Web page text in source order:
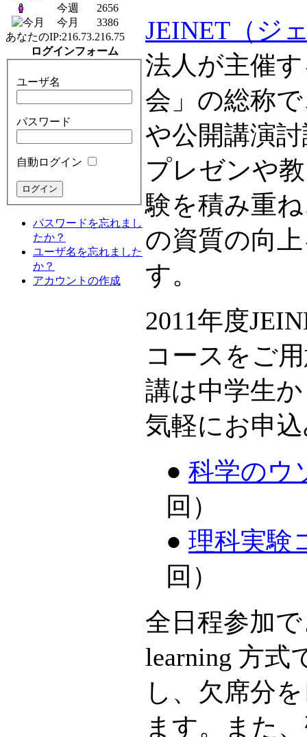
今週
2656
今月
3386
あなたのIP:216.73.216.75
ログインフォーム
ユーザ名
パスワード
自動ログイン
パスワードを忘れまし
たか？
ユーザ名を忘れました
か？
アカウントの作成
JEINET（ジ
法人が主催
会」の総称
や公開講演
プレゼンや
験を積み重
の資質の向
す。
2011年度
コースをご
講は中学生
気軽にお申
● 科学のウ
回）
● 理科実験
回）
全日程参加
learning 方式
し、欠席分
ます。また